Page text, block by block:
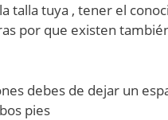
talla tuya , tener el
por que existen
debes de dejar un
pies